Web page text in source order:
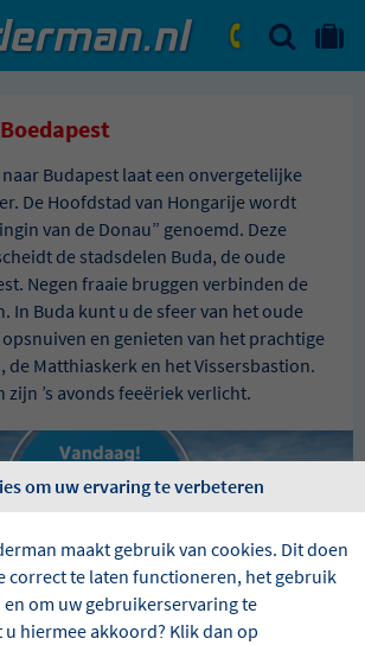
ma. - vr.: 09:00 - 17:30
ZOEKEN
Budapest laat een onvergetelijke
De Hoofdstad van Hongarije wordt
van de Donau” genoemd. Deze
de stadsdelen Buda, de oude
Negen fraaie bruggen verbinden de
In Buda kunt u de sfeer van het oude
en genieten van het prachtige
de Matthiaskerk en het Vissersbastion.
zijn ’s avonds feeëriek verlicht.
om uw ervaring te verbeteren
maakt gebruik van cookies. Dit doen
correct te laten functioneren, het gebruik
om uw gebruikerservaring te
hiermee akkoord? Klik dan op